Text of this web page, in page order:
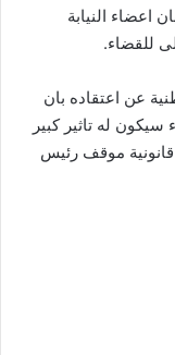
اعضاء النيابة
للقضاء.
عن اعتقاده بان
له تاثير كبير
موقف رئيس